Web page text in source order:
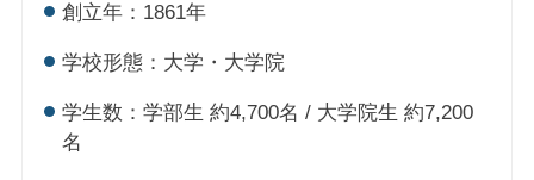
創立年：1861年
学校形態：大学・大学院
学生数：学部生 約4,700名 / 大学院生 約7,200
名